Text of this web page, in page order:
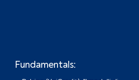
Fundamentals: